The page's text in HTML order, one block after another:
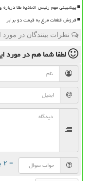
پیشبینی مهم رئیس اتحادیه طلا
فروش قطعات مرغ به قیمت دو برابر
نظرات بینندگان در
لطفا شما همدر مورد
= ۲ بعلاوه ۲